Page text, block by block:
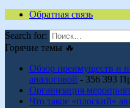
Обратная связь
Search for:
Горячие темы 🔥
Обзор преимуществ и
аналоговой - 356 393
Организация
Что такое «плоский»